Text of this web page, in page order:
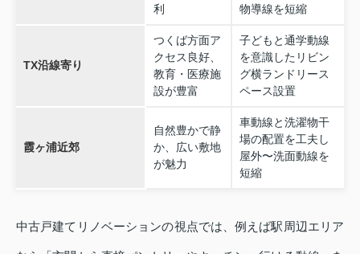
利
物導線を短縮
TX沿線寄り
つくば方面ア
クセス良好、
教育・医療施
設が豊富
子どもと通学動線
を意識したリビン
グ横ランドリース
ペース設置
霞ヶ浦近郊
自然豊かで静
か、広い敷地
が魅力
車動線と洗濯物干
場の配置を工夫し
屋外〜洗面動線を
短縮
中古戸建てリノベーションの視点では、例えば駅周辺エリア